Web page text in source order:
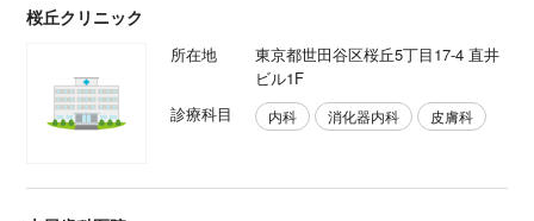
桜丘クリニック
所在地
東京都世田谷区桜丘5丁目17-4 直井
ビル1F
診療科目
内科 消化器内科 皮膚科